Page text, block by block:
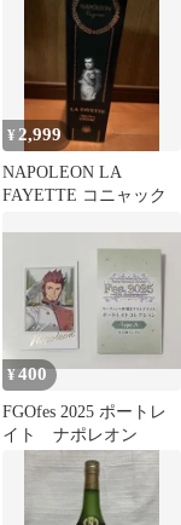
¥2,999
NAPOLEON LA
FAYETTE コニャック
¥400
FGOfes 2025 ポートレ
イト ナポレオン